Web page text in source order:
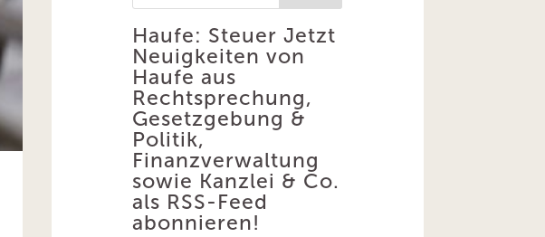
Haufe: Steuer Jetzt
Neuigkeiten von
Haufe aus
Rechtsprechung,
Gesetzgebung &
Politik,
Finanzverwaltung
sowie Kanzlei & Co.
als RSS-Feed
abonnieren!